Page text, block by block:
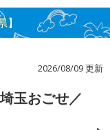
2026/08/09 更新
玉おごせ／